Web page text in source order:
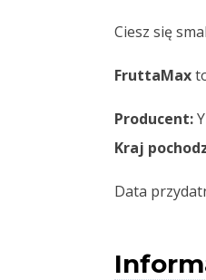
Ciesz się
FruttaMax
Producent:
Kraj
Data